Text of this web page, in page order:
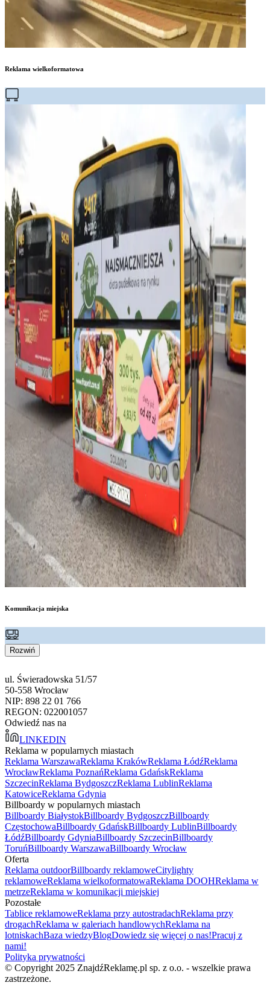
Reklama wielkoformatowa
Komunikacja miejska
Rozwiń
ul. Świeradowska 51/57
50-558 Wrocław
NIP: 898 22 01 766
REGON: 022001057
Odwiedź nas na
LINKEDIN
Reklama w popularnych miastach
Reklama WarszawaReklama KrakówReklama ŁódźReklama
WrocławReklama PoznańReklama GdańskReklama
SzczecinReklama BydgoszczReklama LublinReklama
KatowiceReklama Gdynia
Billboardy w popularnych miastach
Billboardy BiałystokBillboardy BydgoszczBillboardy
CzęstochowaBillboardy GdańskBillboardy LublinBillboardy
ŁódźBillboardy GdyniaBillboardy SzczecinBillboardy
ToruńBillboardy WarszawaBillboardy Wrocław
Oferta
Reklama outdoorBillboardy reklamoweCitylighty
reklamoweReklama wielkoformatowaReklama DOOHReklama w
metrzeReklama w komunikacji miejskiej
Pozostałe
Tablice reklamoweReklama przy autostradachReklama przy
drogachReklama w galeriach handlowychReklama na
lotniskachBaza wiedzyBlogDowiedz się więcej o nas!Pracuj z
nami!
Polityka prywatności
© Copyright 2025 ZnajdźReklamę.pl sp. z o.o. - wszelkie prawa
zastrzeżone.